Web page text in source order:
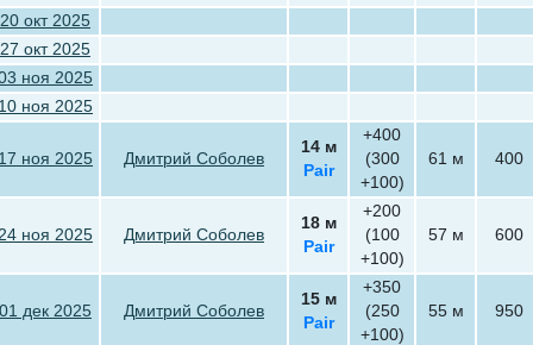
20 окт 2025
27 окт 2025
ноя 2025
ноя 2025
ноя 2025 Дмитрий Соболев
14 м
Pair
+400
(300
+100)
61 м 400
ноя 2025 Дмитрий Соболев
18 м
Pair
+200
(100
+100)
57 м 600
01 дек 2025 Дмитрий Соболев
15 м
Pair
+350
(250
+100)
55 м 950